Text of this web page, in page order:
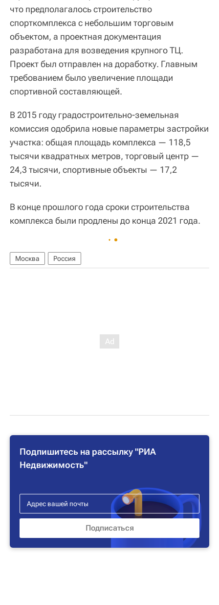
что предполагалось строительство
спорткомплекса с небольшим торговым
объектом, а проектная документация
разработана для возведения крупного ТЦ.
Проект был отправлен на доработку. Главным
требованием было увеличение площади
спортивной составляющей.
В 2015 году градостроительно-земельная
комиссия одобрила новые параметры застройки
участка: общая площадь комплекса — 118,5
тысячи квадратных метров, торговый центр —
24,3 тысячи, спортивные объекты — 17,2
тысячи.
В конце прошлого года сроки строительства
комплекса были продлены до конца 2021 года.
Москва Россия
Подпишитесь на рассылку "РИА
Недвижимость"